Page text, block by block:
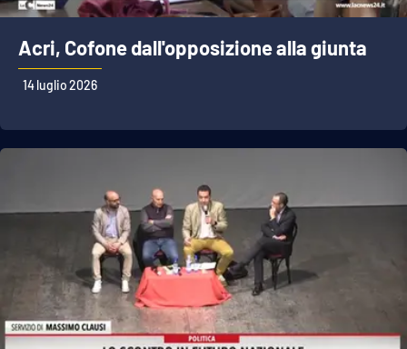
Acri, Cofone dall'opposizione alla giunta
14 luglio 2026